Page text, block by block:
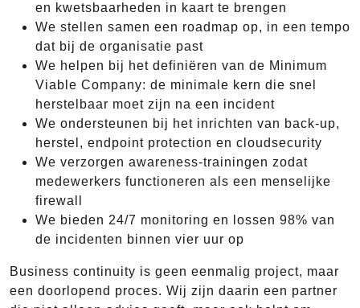
en kwetsbaarheden in kaart te brengen
We stellen samen een roadmap op, in een tempo
dat bij de organisatie past
We helpen bij het definiëren van de Minimum
Viable Company: de minimale kern die snel
herstelbaar moet zijn na een incident
We ondersteunen bij het inrichten van back-up,
herstel, endpoint protection en cloudsecurity
We verzorgen awareness-trainingen zodat
medewerkers functioneren als een menselijke
firewall
We bieden 24/7 monitoring en lossen 98% van
de incidenten binnen vier uur op
Business continuity is geen eenmalig project, maar
een doorlopend proces. Wij zijn daarin een partner